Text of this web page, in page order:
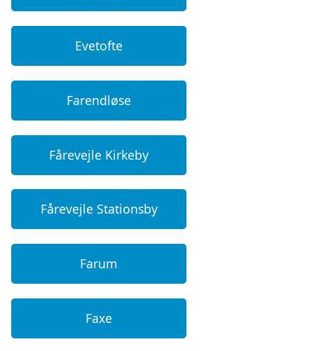
Evetofte
Farendløse
Fårevejle Kirkeby
Fårevejle Stationsby
Farum
Faxe